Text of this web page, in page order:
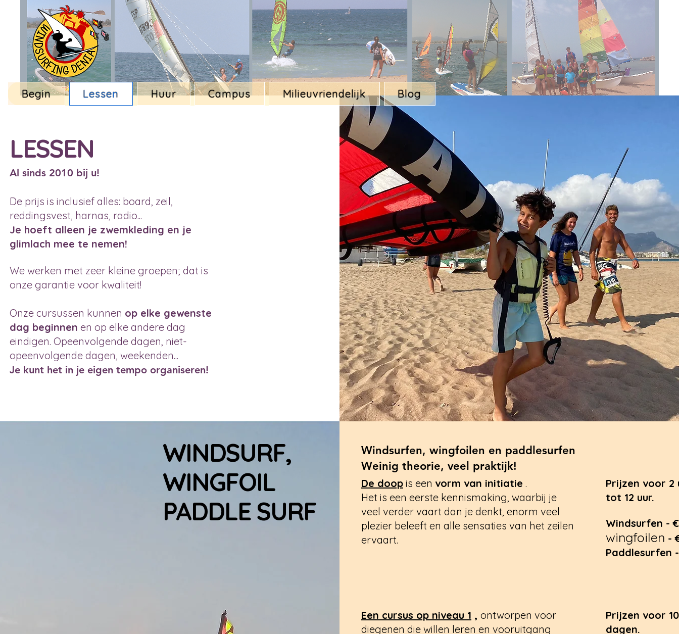
Begin Lessen Huur Campus Milieuvriendelijk Blog
LESSEN
Al sinds 2010 bij u!
De prijs is inclusief alles: board, zeil,
reddingsvest, harnas, radio...
Je hoeft alleen je zwemkleding en je
glimlach mee te nemen!
We werken met zeer kleine groepen; dat is
onze garantie voor kwaliteit!
Onze cursussen kunnen op elke gewenste
dag beginnen en op elke andere dag
eindigen. Opeenvolgende dagen, niet-
opeenvolgende dagen, weekenden...
Je kunt het in je eigen tempo organiseren!
WINDSURF,
WINGFOIL
PADDLE SURF
Windsurfen, wingfoilen en paddlesurfen
Weinig theorie, veel praktijk!
De doop is een vorm van initiatie .
Het is een eerste kennismaking, waarbij je
veel verder vaart dan je denkt, enorm veel
plezier beleeft en alle sensaties van het zeilen
ervaart.
Prijzen voor 2
tot 12 uur.
Windsurfen -
wingfoilen -
Paddlesurfen
Een cursus op niveau 1 , ontworpen voor
diegenen die willen leren en vooruitgang
Prijzen voor
dagen.